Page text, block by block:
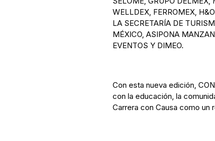
WELLDEX, FERROMEX,
LA SECRETARÍA DE
MÉXICO, ASIPONA
EVENTOS Y DIMEO.
Con esta nueva edición,
con la educación, la
Carrera con Causa como